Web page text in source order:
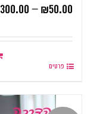
₪50.00
–
300.00
פרטים